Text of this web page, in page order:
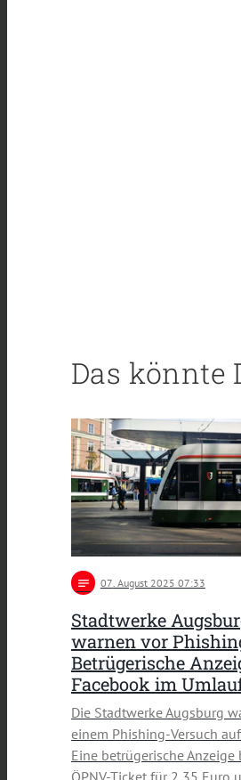
Das könnte
notes 07 . August 2025 07:33
Stadtwerke
warnen vor
Betrügerische
Facebook im
Die Stadtwerke Augsburg
einem Phishing-Versuch
Eine betrügerische